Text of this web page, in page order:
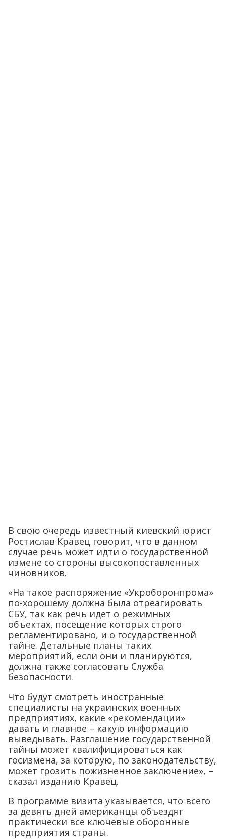
В свою очередь известный киевский юрист
Ростислав Кравец говорит, что в данном
случае речь может идти о государственной
измене со стороны высокопоставленных
чиновников.
«На такое распоряжение «Укроборонпрома»
по-хорошему должна была отреагировать
СБУ, так как речь идет о режимных
объектах, посещение которых строго
регламентировано, и о государственной
тайне. Детальные планы таких
мероприятий, если они и планируются,
должна также согласовать Служба
безопасности.
Что будут смотреть иностранные
специалисты на украинских военных
предприятиях, какие «рекомендации»
давать и главное – какую информацию
выведывать. Разглашение государственной
тайны может квалифицироваться как
госизмена, за которую, по законодательству,
может грозить пожизненное заключение», –
сказал изданию Кравец.
В программе визита указывается, что всего
за девять дней американцы объездят
практически все ключевые оборонные
предприятия страны.